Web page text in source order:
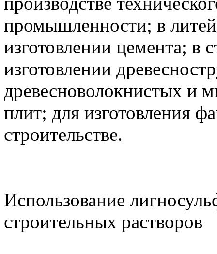
промышленности; в
изготовлении цемента; в
изготовлении
древесноволокнистых и
плит; для изготовления
строительстве.
Использование
строительных растворов